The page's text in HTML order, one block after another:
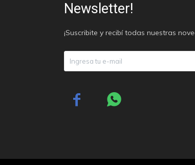
Newsletter!
¡Suscribite y recibí todas nuestras
 